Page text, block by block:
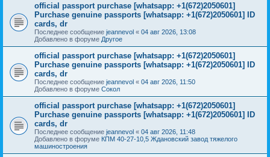
official passport purchase [whatsapp: +1(672)2050601]
Purchase genuine passports [whatsapp: +1(672)2050601] ID
cards, dr
Последнее сообщение jeannevol « 04 авг 2026, 13:08
Добавлено в форуме Другое
official passport purchase [whatsapp: +1(672)2050601]
Purchase genuine passports [whatsapp: +1(672)2050601] ID
cards, dr
Последнее сообщение jeannevol « 04 авг 2026, 11:50
Добавлено в форуме Сокол
official passport purchase [whatsapp: +1(672)2050601]
Purchase genuine passports [whatsapp: +1(672)2050601] ID
cards, dr
Последнее сообщение jeannevol « 04 авг 2026, 11:48
Добавлено в форуме КПМ 40-27-10,5 Ждановский завод тяжелого
машиностроения